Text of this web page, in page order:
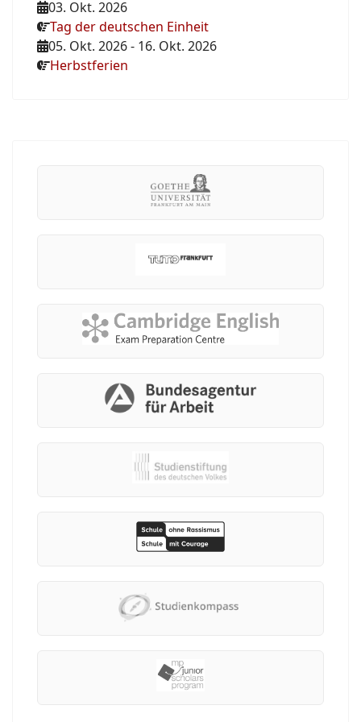
03. Okt. 2026
Tag der deutschen Einheit
05. Okt. 2026- 16. Okt. 2026
Herbstferien